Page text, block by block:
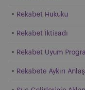
Rekabet Hukuku
Rekabet İktisadı
Rekabet Uyum
Rekabete Aykırı